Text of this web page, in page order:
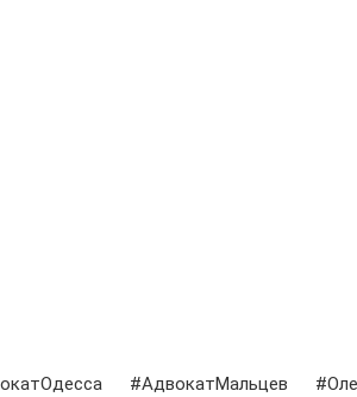
#АдвокатМальцев